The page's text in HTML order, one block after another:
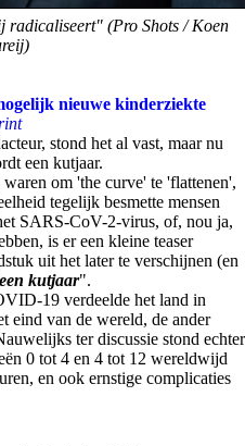
(Pro Shots / Koen
nieuwe kinderziekte
stond het al vast, maar nu
een kutjaar.
om 'the curve' te 'flattenen',
tegelijk besmette mensen
SARS-CoV-2-virus, of, nou ja,
is er een kleine teaser
uit het later te verschijnen (en
kutjaar".
19 verdeelde het land in
eind van de wereld, de ander
ter discussie stond echter
0 tot 4 en 4 tot 12 wereldwijd
en ook ernstige complicaties